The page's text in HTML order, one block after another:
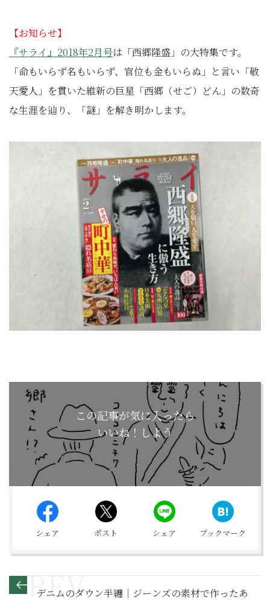
【お知らせ】
『サライ』2018年2月号は「西郷隆盛」の大特集です。
「命もいらず名もいらず、官位も金もいらぬ」と言い「敬
天愛人」を貫いた維新の巨星「西郷（せご）どん」の数奇
な生涯を辿り、「謎」 を解き明かします。
この記事が気に入ったら
いいね！しよう
シェア ポスト シェア ブックマーク
デニムのダウン半纏｜ジーンズの素材で作ったあ